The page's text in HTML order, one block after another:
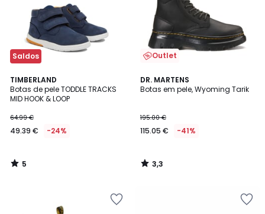
Saldos
TIMBERLAND
Botas de pele TODDLE TRACKS
MID HOOK & LOOP
64.99 €
49.39 € -24%
5
/
5
5
/
Outlet
DR. MARTENS
Botas em pele, Wyoming Tarik
195.00 €
115.05 € -41%
3,3
/ 5
3,3
/